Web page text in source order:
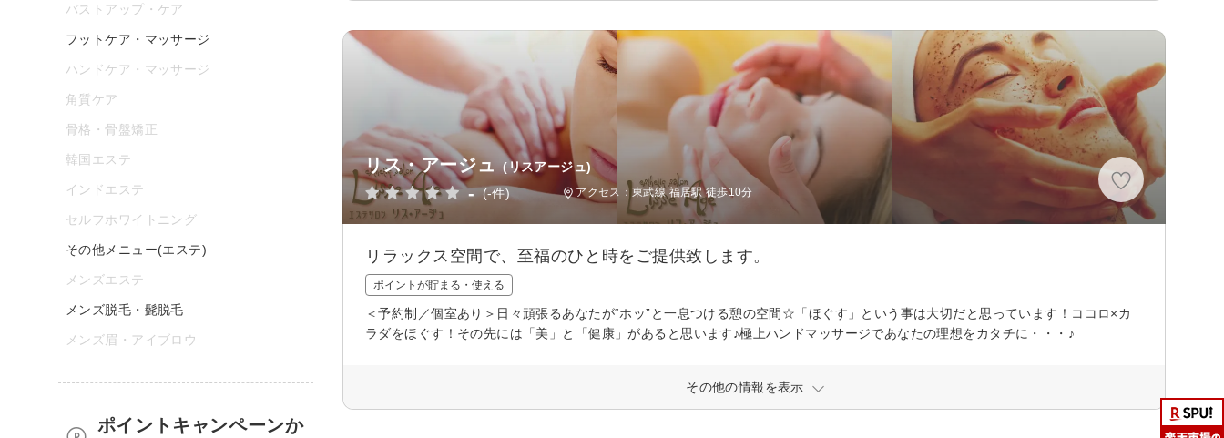
リス・アージュ (リスアージュ)
- (-件) アクセス：東武線 福居駅 徒歩10分
リラックス空間で、至福のひと時をご提供致します。
ポイントが貯まる・使える
＜予約制／個室あり＞日々頑張るあなたが“ホッ”と一息つける憩の空間☆「ほぐす」という事は大切だと思っています！ココロ×カ
ラダをほぐす！その先には「美」と「健康」があると思います♪極上ハンドマッサージであなたの理想をカタチに・・・♪
その他の情報を表示
バストアップ・ケア
フットケア・マッサージ
ハンドケア・マッサージ
角質ケア
骨格・骨盤矯正
韓国エステ
インドエステ
セルフホワイトニング
その他メニュー(エステ)
メンズエステ
メンズ脱毛・髭脱毛
メンズ眉・アイブロウ
ポイントキャンペーンか